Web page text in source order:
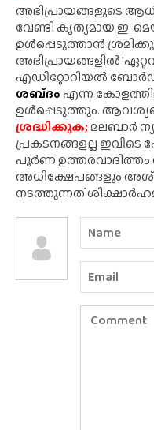
അഭിപ്രായങ്ങളുടെ
വേണ്ടി കൃത്യമായ ഇ-
ഉൾപ്പെടുത്താൻ
അഭിപ്രായങ്ങളിൽ
എഡിറ്റോറിയൽ
ശബ്‌ദംഎന്ന
ഉൾപ്പെടുത്തും.
ശ്രദ്ധിക്കുക;മലബാർ
പ്രകടനങ്ങളല്ല
പൂർണ ഉത്തരവാദിത്തം
അധിക്ഷേപങ്ങളും
നടത്തുന്നത്